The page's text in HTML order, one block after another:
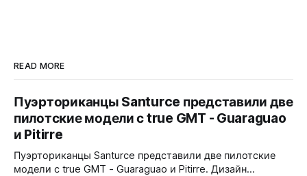
READ MORE
Пуэрториканцы Santurce представили две
пилотские модели с true GMT - Guaraguao
и Pitirre
Пуэрториканцы Santurce представили две пилотские
модели с true GMT - Guaraguao и Pitirre. Дизайн